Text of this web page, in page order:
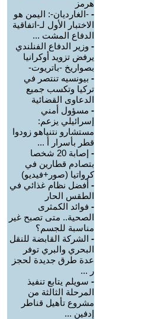
هرمز
- -الغارديان-: اليمن هو
الاختبار الأول لـ-اتفاقية
الدفاع المشت ...
- وزير الدفاع الفنلندي
يرفض تزويد أوكرانيا
بصواريخ -باتريوت-
- بيونسيه تنتصر في
تركيا وتكسب جميع
الدعاوى القضائية
- مسؤول أمني
إسرائيلي يزعم:
مستشارو نتنياهو زودوا
قطر بأسرار أ ...
-
إصابة 20 شخصا
بتصادم قطارين في
كرواتيا (صور+فيديو)
- أفضل نظام غذائي في
الطقس الحار
- فوائد الكمثرى
الصحية.. متى تصبح غير
مناسبة للجسم؟
- الشركة القابضة للنقل
البحري والبري توفر
عدة طرق جديدة لحجز
ر ...
- سويلم يتابع تنفيذ
المرحلة الثالثة من
مشروع تأهيل قناطر
إدفين ...